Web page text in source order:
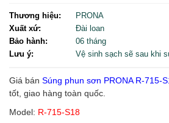
Thương hiệu:
PRONA
Xuất xứ:
Đài loan
Bảo hành:
06 tháng
Lưu ý:
Vệ sinh sạch sẽ sau khi
Giá bán Súng phun sơn PRONA R-715-
tốt, giao hàng toàn quốc.
Model: R-715-S18